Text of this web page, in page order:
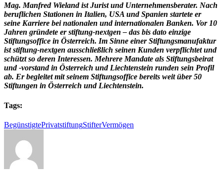
Mag. Manfred Wielandist Jurist und Unternehmensberater. Nach
beruflichen Stationen in Italien, USA und Spanien startete er
seine Karriere bei nationalen und internationalen Banken. Vor 10
Jahren gründete er stiftung-nextgen – das bis dato einzige
Stiftungsoffice in Österreich. Im Sinne einer Stiftungsmanufaktur
ist stiftung-nextgen ausschließlich seinen Kunden verpflichtet und
schützt so deren Interessen. Mehrere Mandate als Stiftungsbeirat
und -vorstand in Österreich und Liechtenstein runden sein Profil
ab. Erbegleitet mit seinem Stiftungsoffice bereits weit über 50
Stiftungen in Österreich und Liechtenstein.
Tags:
BegünstigtePrivatstiftungStifterVermögen